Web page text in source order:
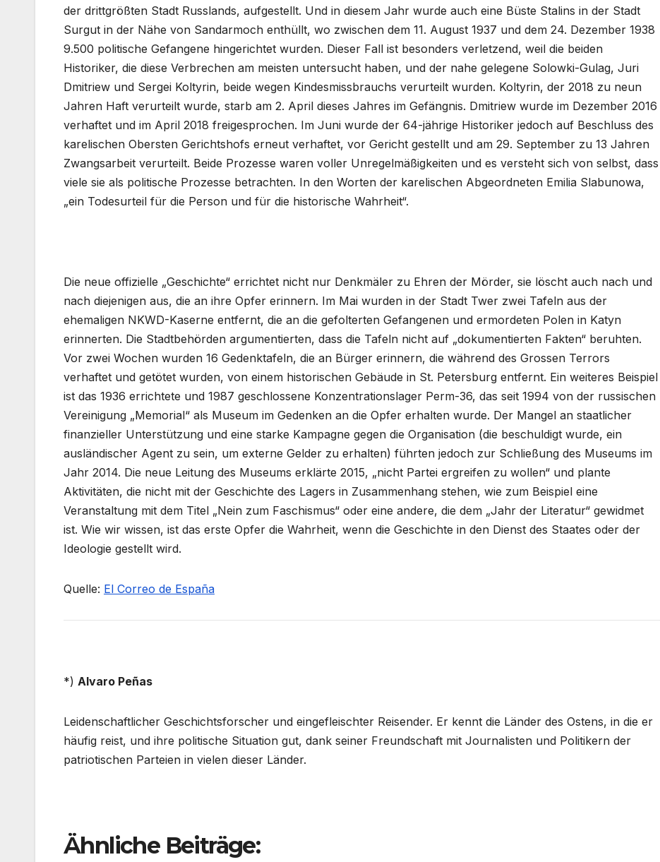
der drittgrößten Stadt Russlands, aufgestellt. Und in diesem Jahr wurde auch eine Büste Stalins in der Stadt
Surgut in der Nähe von Sandarmoch enthüllt, wo zwischen dem 11. August 1937 und dem 24. Dezember 1938
9.500 politische Gefangene hingerichtet wurden. Dieser Fall ist besonders verletzend, weil die beiden
Historiker, die diese Verbrechen am meisten untersucht haben, und der nahe gelegene Solowki-Gulag, Juri
Dmitriew und Sergei Koltyrin, beide wegen Kindesmissbrauchs verurteilt wurden. Koltyrin, der 2018 zu neun
Jahren Haft verurteilt wurde, starb am 2. April dieses Jahres im Gefängnis. Dmitriew wurde im Dezember 2016
verhaftet und im April 2018 freigesprochen. Im Juni wurde der 64-jährige Historiker jedoch auf Beschluss des
karelischen Obersten Gerichtshofs erneut verhaftet, vor Gericht gestellt und am 29. September zu 13 Jahren
Zwangsarbeit verurteilt. Beide Prozesse waren voller Unregelmäßigkeiten und es versteht sich von selbst, dass
viele sie als politische Prozesse betrachten. In den Worten der karelischen Abgeordneten Emilia Slabunowa,
„ein Todesurteil für die Person und für die historische Wahrheit“.
Die neue offizielle „Geschichte“ errichtet nicht nur Denkmäler zu Ehren der Mörder, sie löscht auch nach und
nach diejenigen aus, die an ihre Opfer erinnern. Im Mai wurden in der Stadt Twer zwei Tafeln aus der
ehemaligen NKWD-Kaserne entfernt, die an die gefolterten Gefangenen und ermordeten Polen in Katyn
erinnerten. Die Stadtbehörden argumentierten, dass die Tafeln nicht auf „dokumentierten Fakten“ beruhten.
Vor zwei Wochen wurden 16 Gedenktafeln, die an Bürger erinnern, die während des Grossen Terrors
verhaftet und getötet wurden, von einem historischen Gebäude in St. Petersburg entfernt. Ein weiteres Beispiel
ist das 1936 errichtete und 1987 geschlossene Konzentrationslager Perm-36, das seit 1994 von der russischen
Vereinigung „Memorial“ als Museum im Gedenken an die Opfer erhalten wurde. Der Mangel an staatlicher
finanzieller Unterstützung und eine starke Kampagne gegen die Organisation (die beschuldigt wurde, ein
ausländischer Agent zu sein, um externe Gelder zu erhalten) führten jedoch zur Schließung des Museums im
Jahr 2014. Die neue Leitung des Museums erklärte 2015, „nicht Partei ergreifen zu wollen“ und plante
Aktivitäten, die nicht mit der Geschichte des Lagers in Zusammenhang stehen, wie zum Beispiel eine
Veranstaltung mit dem Titel „Nein zum Faschismus“ oder eine andere, die dem „Jahr der Literatur“ gewidmet
ist. Wie wir wissen, ist das erste Opfer die Wahrheit, wenn die Geschichte in den Dienst des Staates oder der
Ideologie gestellt wird.
Quelle: El Correo de España
*) Alvaro Peñas
Leidenschaftlicher Geschichtsforscher und eingefleischter Reisender. Er kennt die Länder des Ostens, in die er
häufig reist, und ihre politische Situation gut, dank seiner Freundschaft mit Journalisten und Politikern der
patriotischen Parteien in vielen dieser Länder.
Ähnliche Beiträge: